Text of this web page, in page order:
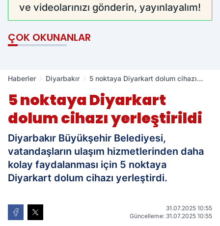
ve videolarınızı gönderin, yayınlayalım!
ÇOK OKUNANLAR
Haberler Diyarbakır
5 noktaya Diyarkart dolum cihazı
5 noktaya Diyarkart
dolum cihazı yerleştirildi
Diyarbakır Büyükşehir Belediyesi,
vatandaşların ulaşım hizmetlerinden daha
kolay faydalanması için 5 noktaya
Diyarkart dolum cihazı yerleştirdi.
31.07.2025 10:55
Güncelleme: 31.07.2025 10:55